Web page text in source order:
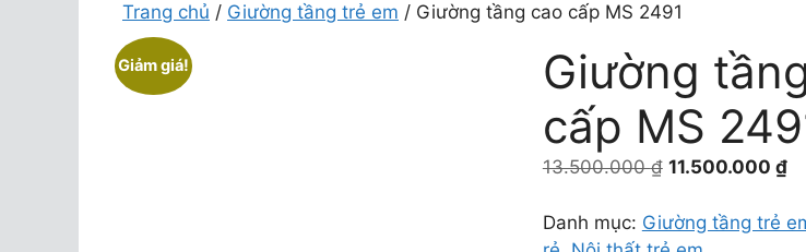
Trang chủ / Giường tầng trẻ em / Giường tầng cao cấp MS 2491
Giảm giá!
Giường
cấp MS
13.500.000₫ Giá
là:
13.500.000 ₫.
11.500.000 ₫Giá
Danh mục: Giường tầng trẻ